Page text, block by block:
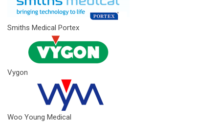
Smiths Medical Portex
Vygon
Woo Young Medical